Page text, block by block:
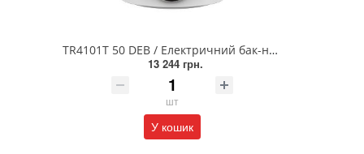
TR4101T 50 DEB / Електричний бак-накопичувач Tronic 4000 T (сухий ТЕН)
13 244 грн.
шт
У кошик